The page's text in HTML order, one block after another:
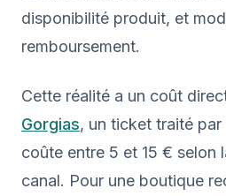
disponibilité produit, et
remboursement.
Cette réalité a un coût
Gorgias, un ticket traité par
coûte entre 5 et 15 € selon
canal. Pour une boutique